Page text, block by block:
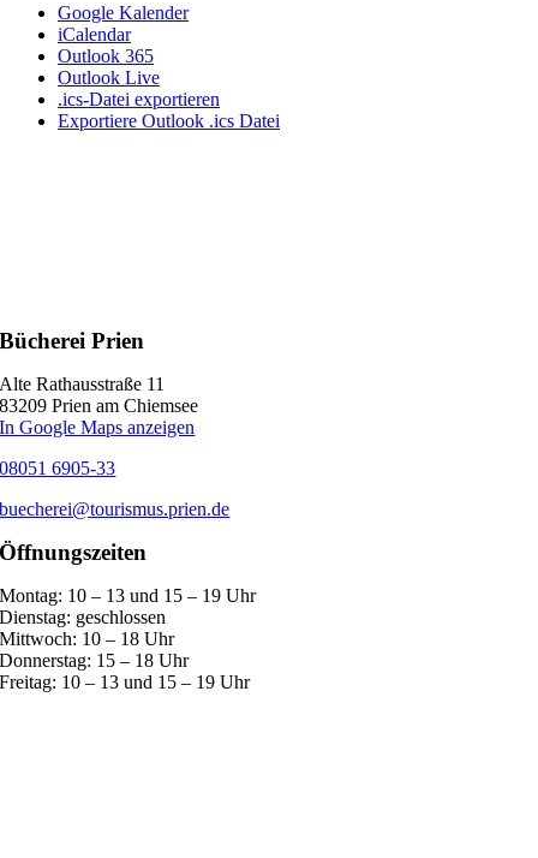
Google Kalender
iCalendar
Outlook 365
Outlook Live
.ics-Datei exportieren
Exportiere Outlook .ics Datei
Bücherei Prien
Alte Rathausstraße 11
83209 Prien am Chiemsee
In Google Maps anzeigen
08051 6905-33
buecherei@tourismus.prien.de
Öffnungszeiten
Montag: 10 – 13 und 15 – 19 Uhr
Dienstag: geschlossen
Mittwoch: 10 – 18 Uhr
Donnerstag: 15 – 18 Uhr
Freitag: 10 – 13 und 15 – 19 Uhr